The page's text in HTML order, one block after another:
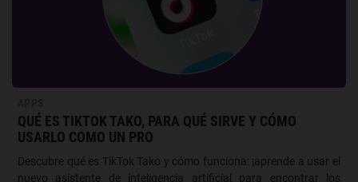
QUÉ ES TIKTOK TAKO, PARA QUÉ SIRVE Y CÓMO
USARLO COMO UN PRO
Descubre qué es TikTok Tako y cómo funciona: ¡aprende a usar el
nuevo asistente de inteligencia artificial para encontrar los